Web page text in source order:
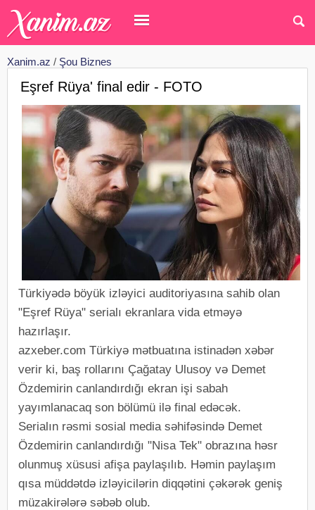
Xanim.az / Şou Biznes
Eşref Rüya' final edir - FOTO
Türkiyədə böyük izləyici auditoriyasına sahib olan
"Eşref Rüya" serialı ekranlara vida etməyə
hazırlaşır.
azxeber.com Türkiyə mətbuatına istinadən xəbər
verir ki, baş rollarını Çağatay Ulusoy və Demet
Özdemirin canlandırdığı ekran işi sabah
yayımlanacaq son bölümü ilə final edəcək.
Serialın rəsmi sosial media səhifəsində Demet
Özdemirin canlandırdığı "Nisa Tek" obrazına həsr
olunmuş xüsusi afişa paylaşılıb. Həmin paylaşım
qısa müddətdə izləyicilərin diqqətini çəkərək geniş
müzakirələrə səbəb olub.